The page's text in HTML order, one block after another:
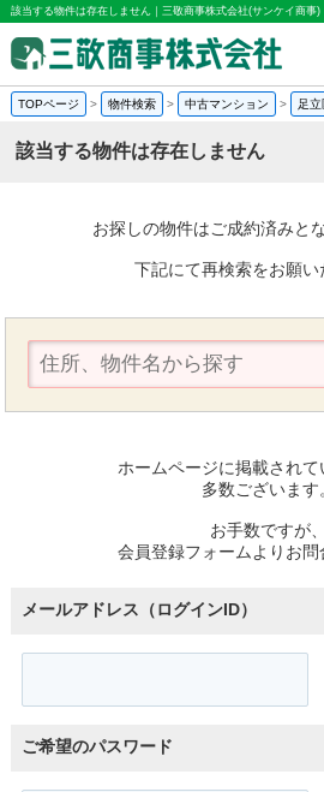
該当する物件は存在しません｜三敬商事株式会社(サンケイ商事)
TOPページ > 物件検索 > 中古マンション > 足立
該当する物件は存在しません
お探しの物件はご成約済みと
下記にて再検索をお願い
ホームページに掲載されて
多数ございます
お手数ですが、
会員登録フォームよりお問
メールアドレス（ログインID）
ご希望のパスワード